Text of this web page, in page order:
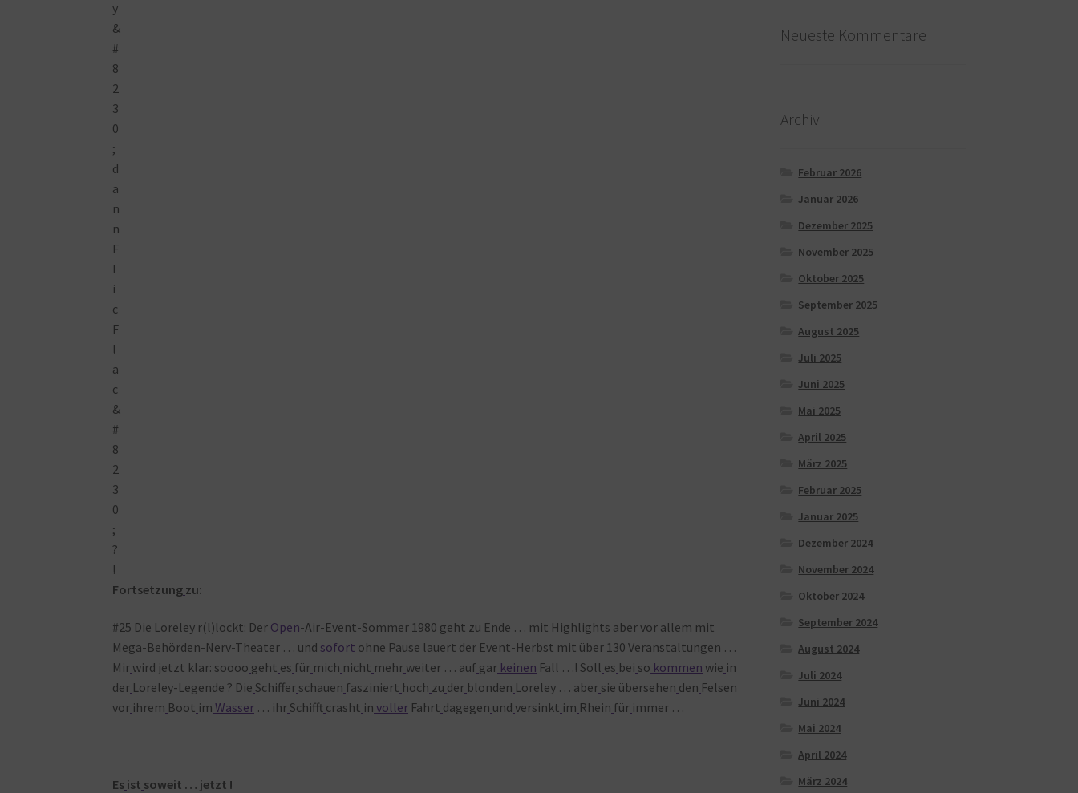
Fortsetzung zu:
#25 Die Loreley r(l)lockt: Der Open-Air-Event-Sommer 1980 geht zu Ende … mit Highlights abervor allem mit
Mega-Behörden-Nerv-Theater … und sofort ohne Pause lauert der Event-Herbst mit über 130 Veranstaltungen …
Mir wird jetzt klar: soooo geht es für mich nicht mehr weiter … auf gar keinen Fall …! Soll es bei so kommen wie in
der Loreley-Legende ? Die Schiffer schauen fasziniert hoch zu der blonden Loreley … aber sie übersehen den Felsen
vor ihrem Boot im Wasser … ihr Schifft crasht in voller Fahrt dagegen und versinkt im Rhein für immer …
Es ist soweit … jetzt !
Neueste Kommentare
Archiv
Februar 2026
Januar 2026
Dezember 2025
November 2025
Oktober 2025
September 2025
August 2025
Juli 2025
Juni 2025
Mai 2025
April 2025
März 2025
Februar 2025
Januar 2025
Dezember 2024
November 2024
Oktober 2024
September 2024
August 2024
Juli 2024
Juni 2024
Mai 2024
April 2024
März 2024